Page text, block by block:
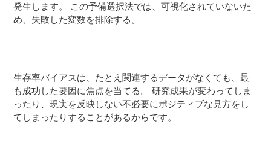
発生します。 この予備選択法では、可視化されていないた
め、失敗した変数を排除する。
生存率バイアスは、たとえ関連するデータがなくても、最
も成功した要因に焦点を当てる。 研究成果が変わってしま
ったり、現実を反映しない不必要にポジティブな見方をし
てしまったりすることがあるからです。